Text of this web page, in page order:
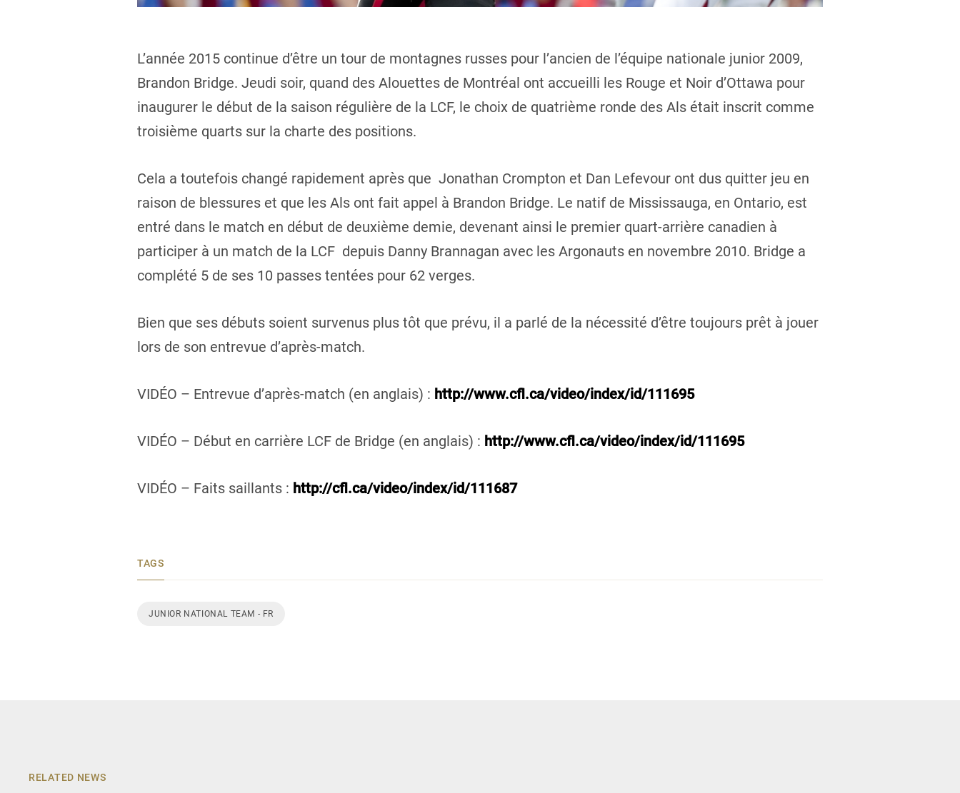
L’année 2015 continue d’être un tour de montagnes russes pour l’ancien de l’équipe nationale junior 2009,
Brandon Bridge. Jeudi soir, quand des Alouettes de Montréal ont accueilli les Rouge et Noir d’Ottawa pour
inaugurer le début de la saison régulière de la LCF, le choix de quatrième ronde des Als était inscrit comme
troisième quarts sur la charte des positions.
Cela a toutefois changé rapidement après que Jonathan Crompton et Dan Lefevour ont dus quitter jeu en
raison de blessures et que les Als ont fait appel à Brandon Bridge. Le natif de Mississauga, en Ontario, est
entré dans le match en début de deuxième demie, devenant ainsi le premier quart-arrière canadien à
participer à un match de la LCF depuis Danny Brannagan avec les Argonauts en novembre 2010. Bridge a
complété 5 de ses 10 passes tentées pour 62 verges.
Bien que ses débuts soient survenus plus tôt que prévu, il a parlé de la nécessité d’être toujours prêt à jouer
lors de son entrevue d’après-match.
VIDÉO – Entrevue d’après-match (en anglais) : http://www.cfl.ca/video/index/id/111695
VIDÉO – Début en carrière LCF de Bridge (en anglais) : http://www.cfl.ca/video/index/id/111695
VIDÉO – Faits saillants : http://cfl.ca/video/index/id/111687
TAGS
JUNIOR NATIONAL TEAM - FR
RELATED NEWS